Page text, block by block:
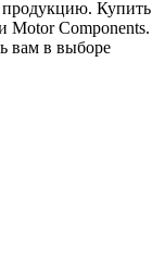
продукцию. Купить
Motor Components.
вам в выборе